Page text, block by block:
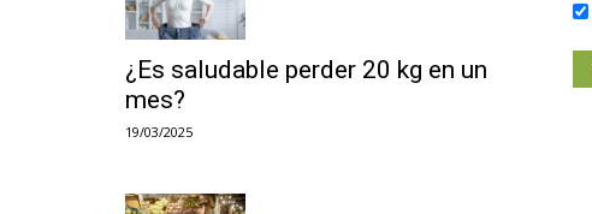
¿Es saludable perder 20 kg en un
mes?
19/03/2025